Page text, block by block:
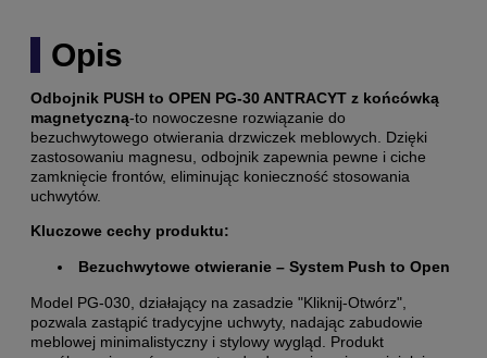
Opis
Odbojnik PUSH to OPEN PG-30 ANTRACYT z końcówką
magnetyczną-to nowoczesne rozwiązanie do
bezuchwytowego otwierania drzwiczek meblowych. Dzięki
zastosowaniu magnesu, odbojnik zapewnia pewne i ciche
zamknięcie frontów, eliminując konieczność stosowania
uchwytów.
Kluczowe cechy produktu:
Bezuchwytowe otwieranie – System Push to Open
Model PG-030, działający na zasadzie "Kliknij-Otwórz",
pozwala zastąpić tradycyjne uchwyty, nadając zabudowie
meblowej minimalistyczny i stylowy wygląd. Produkt